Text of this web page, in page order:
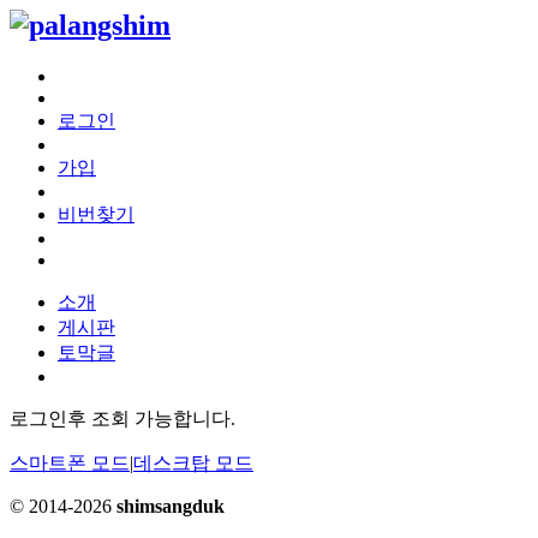
로그인
가입
비번찾기
소개
게시판
토막글
로그인후 조회 가능합니다.
스마트폰 모드|데스크탑 모드
© 2014-2026 shimsangduk